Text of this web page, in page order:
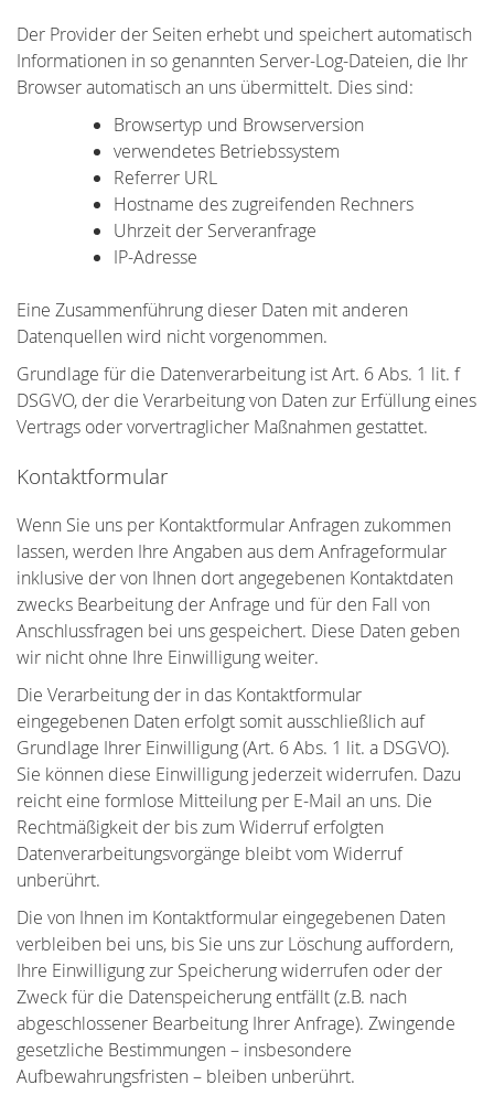
Der Provider der Seiten erhebt und speichert automatisch
Informationen in so genannten Server-Log-Dateien, die Ihr
Browser automatisch an uns übermittelt. Dies sind:
Browsertyp und Browserversion
verwendetes Betriebssystem
Referrer URL
Hostname des zugreifenden Rechners
Uhrzeit der Serveranfrage
IP-Adresse
Eine Zusammenführung dieser Daten mit anderen
Datenquellen wird nicht vorgenommen.
Grundlage für die Datenverarbeitung ist Art. 6 Abs. 1 lit. f
DSGVO, der die Verarbeitung von Daten zur Erfüllung eines
Vertrags oder vorvertraglicher Maßnahmen gestattet.
Kontaktformular
Wenn Sie uns per Kontaktformular Anfragen zukommen
lassen, werden Ihre Angaben aus dem Anfrageformular
inklusive der von Ihnen dort angegebenen Kontaktdaten
zwecks Bearbeitung der Anfrage und für den Fall von
Anschlussfragen bei uns gespeichert. Diese Daten geben
wir nicht ohne Ihre Einwilligung weiter.
Die Verarbeitung der in das Kontaktformular
eingegebenen Daten erfolgt somit ausschließlich auf
Grundlage Ihrer Einwilligung (Art. 6 Abs. 1 lit. a DSGVO).
Sie können diese Einwilligung jederzeit widerrufen. Dazu
reicht eine formlose Mitteilung per E-Mail an uns. Die
Rechtmäßigkeit der bis zum Widerruf erfolgten
Datenverarbeitungsvorgänge bleibt vom Widerruf
unberührt.
Die von Ihnen im Kontaktformular eingegebenen Daten
verbleiben bei uns, bis Sie uns zur Löschung auffordern,
Ihre Einwilligung zur Speicherung widerrufen oder der
Zweck für die Datenspeicherung entfällt (z.B. nach
abgeschlossener Bearbeitung Ihrer Anfrage). Zwingende
gesetzliche Bestimmungen – insbesondere
Aufbewahrungsfristen – bleiben unberührt.